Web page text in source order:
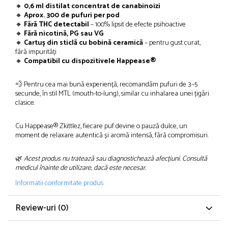
🔸 0,6 ml distilat concentrat de canabinoizi
🔸 Aprox. 300 de pufuri per pod
🔸 Fără THC detectabil– 100% lipsit de efecte psihoactive
🔸 Fără nicotină, PG sau VG
🔸 Cartuș din sticlă cu bobină ceramică– pentru gust curat,
fără impurități
🔸 Compatibil cu dispozitivele Happease®
💨 Pentru cea mai bună experiență, recomandăm pufuri de 3–5
secunde, în stil MTL (mouth-to-lung), similar cu inhalarea unei țigări
clasice.
Cu Happease® Zkittlez, fiecare puf devine o pauză dulce, un
moment de relaxare autentică și aromă intensă, fără compromisuri.
🌿Acest produs nu tratează sau diagnostichează afecțiuni. Consultă
medicul înainte de utilizare, dacă este necesar.
Informatii conformitate produs
Review-uri (0)